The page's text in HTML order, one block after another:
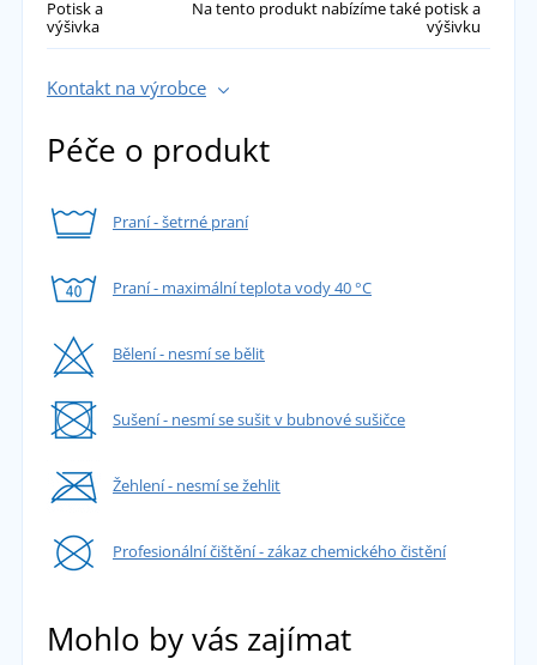
Potisk a
výšivka
Na tento produkt nabízíme také potisk a
výšivku
Kontakt na výrobce
Péče o produkt
Praní - šetrné praní
Praní - maximální teplota vody 40 °C
Bělení - nesmí se bělit
Sušení - nesmí se sušit v bubnové sušičce
Žehlení - nesmí se žehlit
Profesionální čištění - zákaz chemického čistění
Mohlo by vás zajímat